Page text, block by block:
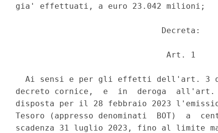
gia' effettuati, a euro 23.042 milioni;
                              Decreta:
                               Art. 1
Ai sensi e per gli effetti dell'art. 3
decreto cornice,  e  in  deroga  all'art.
disposta per il 28 febbraio 2023
Tesoro (appresso denominati  BOT)  a
scadenza 31 luglio 2023, fino al limite